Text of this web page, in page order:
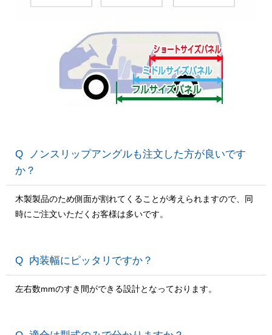
ノンスリップアングルも注文した方が良いです
か？
木製製品のため側面が割れてくることが考えられますので、同
時にご注文いただくお客様は多いです。
内装幅にピッタリですか？
左右数mmのすき間ができる設計となっております。